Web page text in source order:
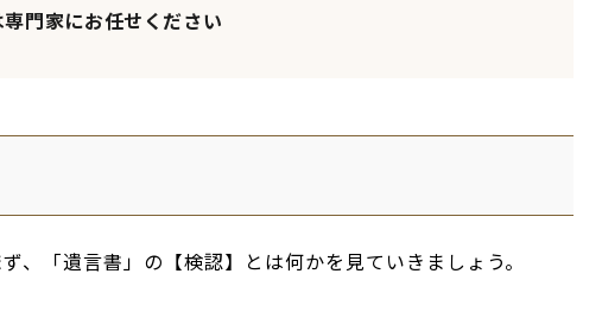
門家にお任せください
、「遺言書」の【検認】とは何かを見ていきましょう。